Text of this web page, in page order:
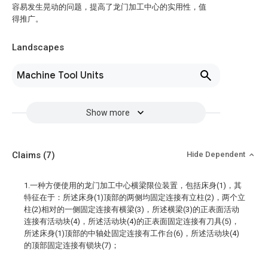
容易发生晃动的问题，提高了龙门加工中心的实用性，值
得推广。
Landscapes
Machine Tool Units
Show more
Claims (7) Hide Dependent
1.一种方便使用的龙门加工中心横梁限位装置，包括床身(1)，其
特征在于：所述床身(1)顶部的两侧均固定连接有立柱(2)，两个立
柱(2)相对的一侧固定连接有横梁(3)，所述横梁(3)的正表面活动
连接有活动块(4)，所述活动块(4)的正表面固定连接有刀具(5)，
所述床身(1)顶部的中轴处固定连接有工作台(6)，所述活动块(4)
的顶部固定连接有锁块(7)；